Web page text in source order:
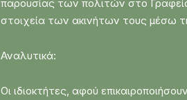
παρουσίας των πολιτών στο
στοιχεία των ακινήτων τους μέσω
Αναλυτικά:
Οι ιδιοκτήτες, αφού